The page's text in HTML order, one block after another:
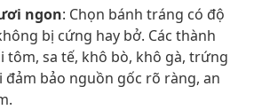
ngon: Chọn bánh tráng có độ
bị cứng hay bở. Các thành
tôm, sa tế, khô bò, khô gà, trứng
đảm bảo nguồn gốc rõ ràng, an